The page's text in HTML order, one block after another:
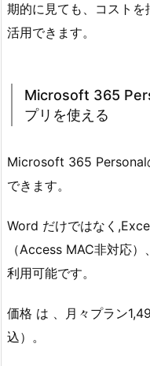
期的に見ても、コストを
活用できます。
Microsoft 365
プリを使える
Microsoft 365 Personal
できます。
Word だけではなく
（Access MAC非対応
利用可能です。
価格 は 、月々プラン
込）。